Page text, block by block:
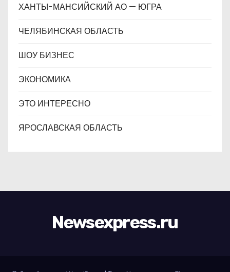
ХАНТЫ-МАНСИЙСКИЙ АО — ЮГРА
ЧЕЛЯБИНСКАЯ ОБЛАСТЬ
ШОУ БИЗНЕС
ЭКОНОМИКА
ЭТО ИНТЕРЕСНО
ЯРОСЛАВСКАЯ ОБЛАСТЬ
Newsexpress.ru